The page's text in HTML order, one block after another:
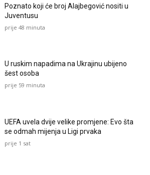
Poznato koji će broj Alajbegović nositi u
Juventusu
prije 48 minuta
U ruskim napadima na Ukrajinu ubijeno
šest osoba
prije 59 minuta
UEFA uvela dvije velike promjene: Evo šta
se odmah mijenja u Ligi prvaka
prije 1 sat